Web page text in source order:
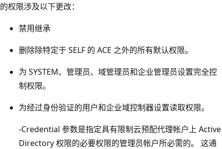
的权限涉及以下更改：
禁用继承
删除除特定于 SELF 的 ACE 之外的所有默认权限。
为 SYSTEM、管理员、域管理员和企业管理员设置完全控
制权限。
为经过身份验证的用户和企业域控制器设置读取权限。
-Credential 参数是指定具有限制云预配代理帐户上 Active
Directory 权限的必要权限的管理员帐户所必需的。 这通